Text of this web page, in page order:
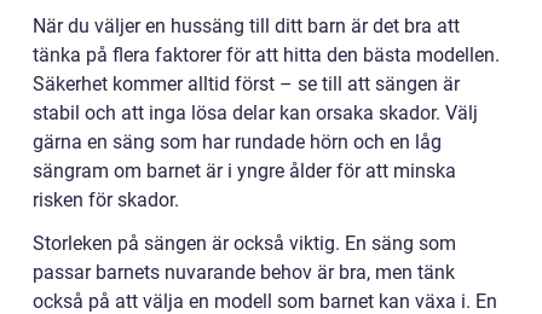
När du väljer en hussäng till ditt barn är det bra att
tänka på flera faktorer för att hitta den bästa modellen.
Säkerhet kommer alltid först – se till att sängen är
stabil och att inga lösa delar kan orsaka skador. Välj
gärna en säng som har rundade hörn och en låg
sängram om barnet är i yngre ålder för att minska
risken för skador.
Storleken på sängen är också viktig. En säng som
passar barnets nuvarande behov är bra, men tänk
också på att välja en modell som barnet kan växa i. En